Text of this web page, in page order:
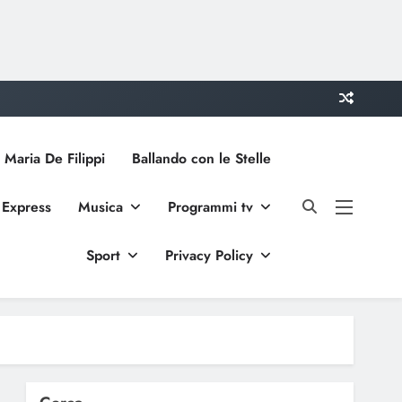
De Filippi Ballando con le Stelle
Musica Programmi tv
Sport Privacy Policy